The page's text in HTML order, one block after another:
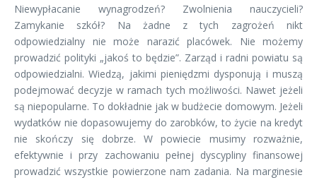
Niewypłacanie wynagrodzeń? Zwolnienia nauczycieli?
Zamykanie szkół? Na żadne z tych zagrożeń nikt
odpowiedzialny nie może narazić placówek. Nie możemy
prowadzić polityki „jakoś to będzie”. Zarząd i radni powiatu są
odpowiedzialni. Wiedzą, jakimi pieniędzmi dysponują i muszą
podejmować decyzje w ramach tych możliwości. Nawet jeżeli
są niepopularne. To dokładnie jak w budżecie domowym. Jeżeli
wydatków nie dopasowujemy do zarobków, to życie na kredyt
nie skończy się dobrze. W powiecie musimy rozważnie,
efektywnie i przy zachowaniu pełnej dyscypliny finansowej
prowadzić wszystkie powierzone nam zadania. Na marginesie